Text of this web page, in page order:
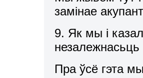
замінае
9. Як мы і
Пра ўсё гэта